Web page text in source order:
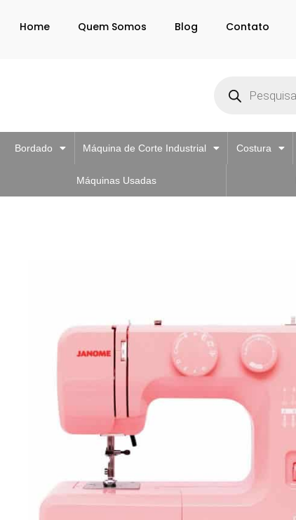
Home Quem Somos Blog Contato
Bordado Máquina de Corte Industrial Costura
Máquinas Usadas